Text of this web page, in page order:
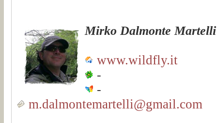
Mirko Dalmonte Martelli
www.wildfly.it
-
-
m.dalmontemartelli@gmail.com